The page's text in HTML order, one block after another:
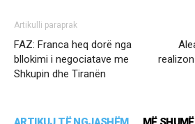
Artikulli paraprak
FAZ: Franca heq dorë nga
bllokimi i negociatave me
Shkupin dhe Tiranën